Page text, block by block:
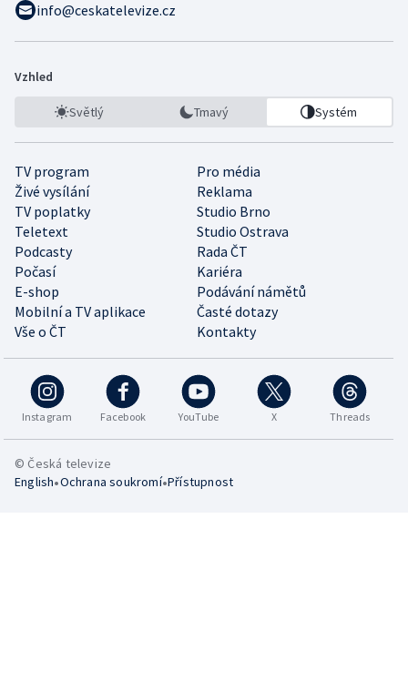
info@ceskatelevize.cz
Vzhled
Světlý Tmavý Systém
TV program
Pro média
Živé vysílání
Reklama
TV poplatky
Studio Brno
Teletext
Studio Ostrava
Podcasty
Rada ČT
Počasí
Kariéra
E-shop
Podávání námětů
Mobilní a TV aplikace
Časté dotazy
Vše o ČT
Kontakty
Instagram Facebook YouTube X Threads
© Česká televize
English•Ochrana soukromí•Přístupnost